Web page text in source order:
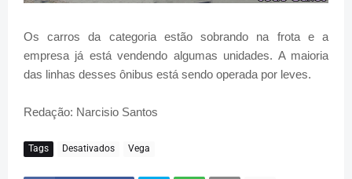
Os carros da categoria estão sobrando na frota e a
empresa já está vendendo algumas unidades. A maioria
das linhas desses ônibus está sendo operada por leves.
Redação: Narcisio Santos
Tags Desativados Vega